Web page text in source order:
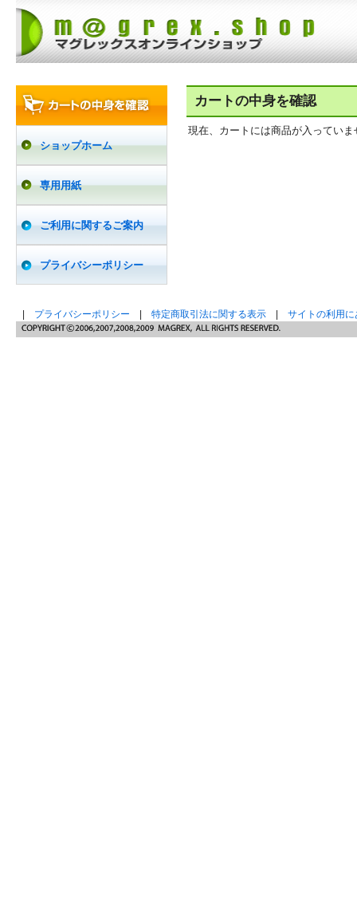
ショップホーム
専用用紙
ご利用に関するご案内
プライバシーポリシー
カートの中身を確認
現在、カートには商品が入っていま
プライバシーポリシー 特定商取引法に関する表示 サイトの利用に